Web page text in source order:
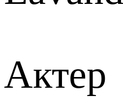
Актер